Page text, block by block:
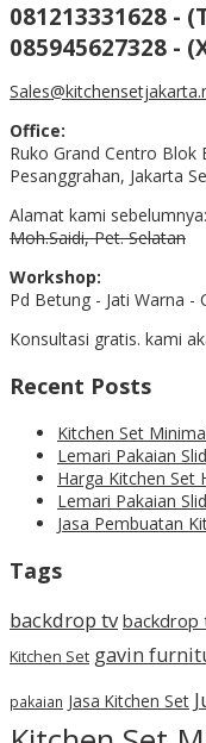
081213331628 -
085945627328 -
Office:
Ruko Grand Centro Blok
Pesanggrahan, Jakarta
Alamat kami sebelumnya:
Moh.Saidi, Pet. Selatan
Workshop:
Pd Betung - Jati Warna -
Konsultasi gratis. kami
Recent Posts
Kitchen Set
Lemari Pakaian
Harga Kitchen Set
Lemari Pakaian
Jasa Pembuatan
Tags
backdrop tv backdrop
Kitchen Set gavin
pakaian Jasa Kitchen Set